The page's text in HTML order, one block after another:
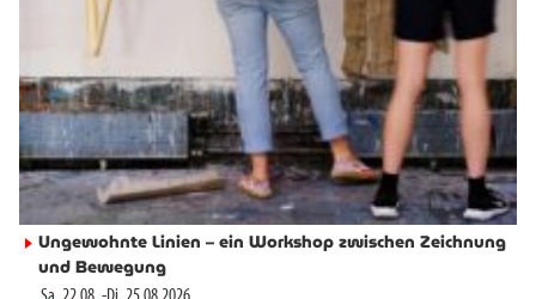
► Ungewohnte Linien – ein Workshop zwischen Zeichnung
und Bewegung